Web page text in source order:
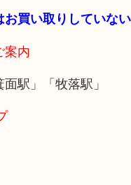
買い取りしていな
案内
駅」「牧落駅」